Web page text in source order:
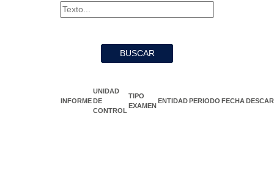
INFORME
UNIDAD
DE
CONTROL
TIPO
EXAMEN
ENTIDADPERIODO FECHA